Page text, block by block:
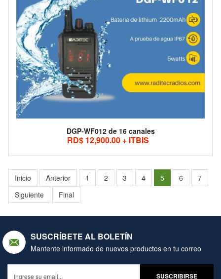
DGP-WF012 de 16 canales
RD$ 12,900.00 + ITBIS
Inicio Anterior 1 2 3 4 5 6
7
Siguiente
Final
SUSCRÍBETE AL BOLETÍN
Mantente informado de nuevos productos en tu correo